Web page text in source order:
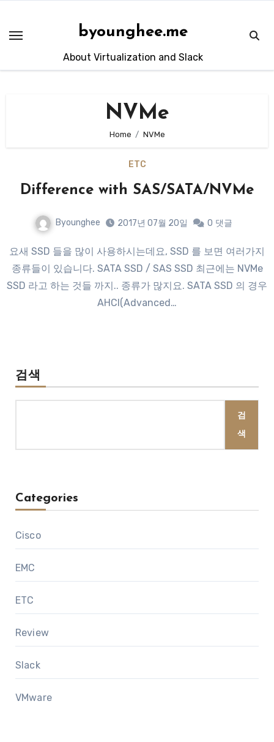
content
byounghee.me
About Virtualization and Slack
NVMe
Home NVMe
ETC
Difference with SAS/SATA/NVMe
Byounghee 2017년 07월 20일 0 댓글
요새 SSD 들을 많이 사용하시는데요, SSD 를 보면 여러가지
종류들이 있습니다. SATA SSD / SAS SSD 최근에는 NVMe
SSD 라고 하는 것들 까지.. 종류가 많지요. SATA SSD 의 경우
AHCI(Advanced…
검색
검
색
Categories
Cisco
EMC
ETC
Review
Slack
VMware